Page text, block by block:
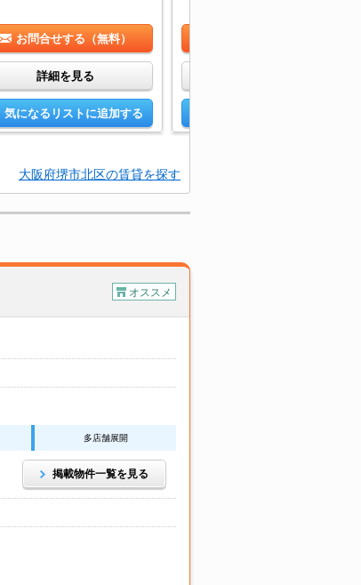
お問合せする（無料）
詳細を見る
気になるリストに追加する
大阪府堺市北区の賃貸を探す
オススメ
多店舗展開
掲載物件一覧を見る